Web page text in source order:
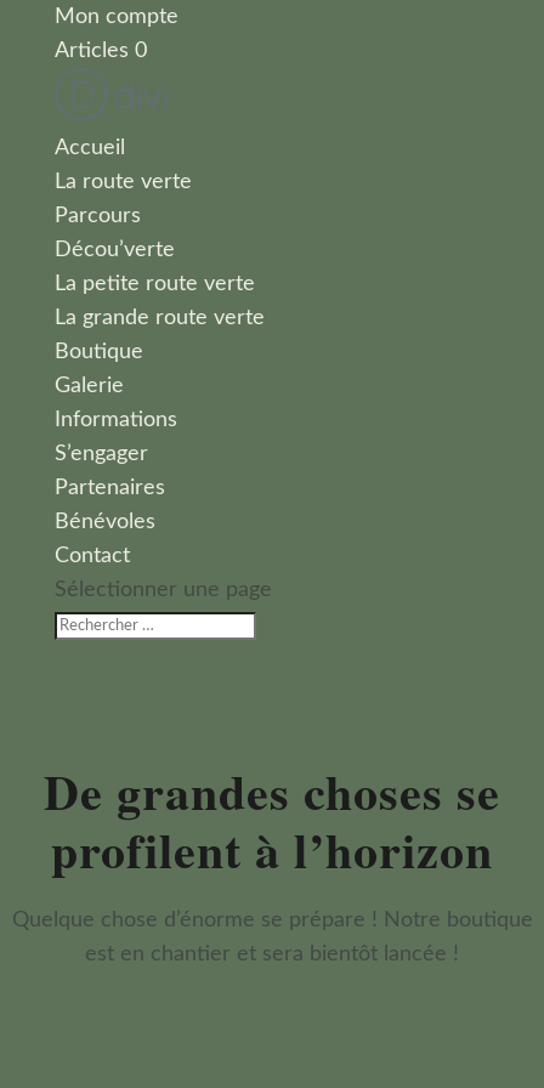
Mon compte
Articles 0
Accueil
La route verte
Parcours
Décou’verte
La petite route verte
La grande route verte
Boutique
Galerie
Informations
S’engager
Partenaires
Bénévoles
Contact
Sélectionner une page
De grandes choses se
profilent à l’horizon
Quelque chose d’énorme se prépare ! Notre boutique
est en chantier et sera bientôt lancée !